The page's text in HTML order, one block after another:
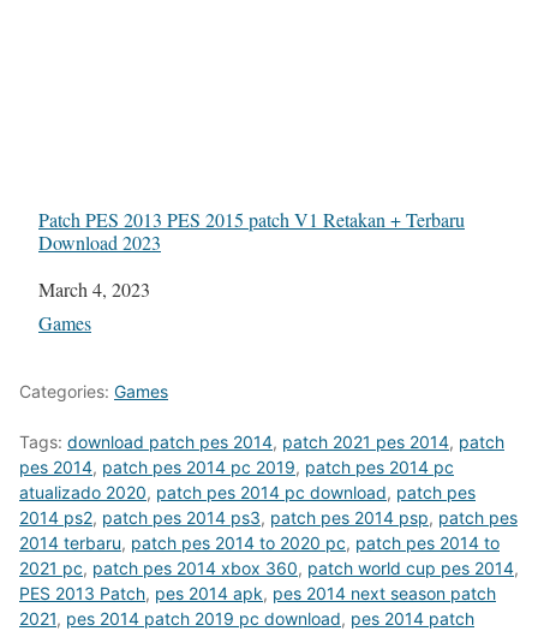
Patch PES 2013 PES 2015 patch V1 Retakan + Terbaru
Download 2023
Date
March 4, 2023
In relation to
Games
Categories: Games
Tags: download patch pes 2014, patch 2021 pes 2014, patch
pes 2014, patch pes 2014 pc 2019, patch pes 2014 pc
atualizado 2020, patch pes 2014 pc download, patch pes
2014 ps2, patch pes 2014 ps3, patch pes 2014 psp, patch pes
2014 terbaru, patch pes 2014 to 2020 pc, patch pes 2014 to
2021 pc, patch pes 2014 xbox 360, patch world cup pes 2014,
PES 2013 Patch, pes 2014 apk, pes 2014 next season patch
2021, pes 2014 patch 2019 pc download, pes 2014 patch